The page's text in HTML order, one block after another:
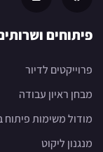
פיתוחים
פרוייקטים לדיור
מבחן ראיון עבודה
מודול משימות פיתוח
מנגנון ליקוט